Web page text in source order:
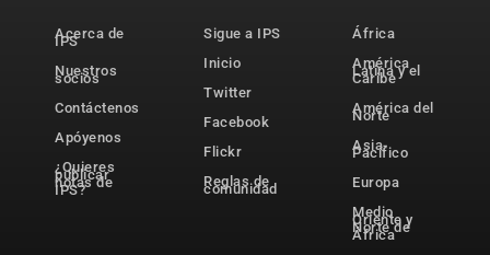
Acerca de
IPS
Nuestros
socios
Contáctenos
Apóyenos
¿Quieres
publicar
notas de
IPS?
Sigue a IPS
Inicio
Twitter
Facebook
Flickr
Reglas de
comunidad
África
América
Latina y el
Caribe
América del
Norte
Asia-
Pacífico
Europa
Medio
Oriente y
Norte de
África